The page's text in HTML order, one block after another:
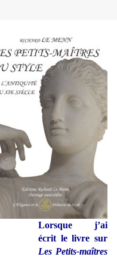
Lorsque j’ai
écrit le livre sur
Les Petits-maîtres